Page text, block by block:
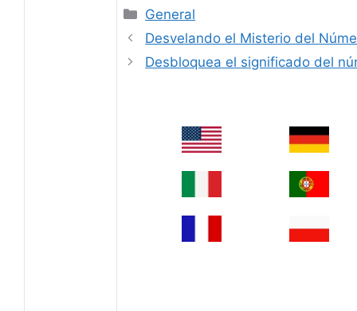
Categories
General
Desvelando el Misterio del
Desbloquea el significado del